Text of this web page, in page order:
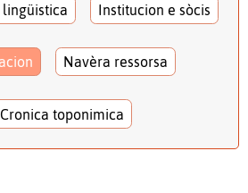
Institucion e sòcis
Navèra ressorsa
Cronica toponimica